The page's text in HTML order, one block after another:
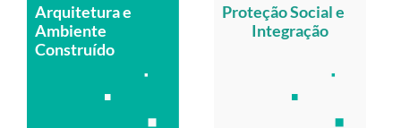
Arquitetura e
Ambiente
Construído
Proteção Social e
Integração